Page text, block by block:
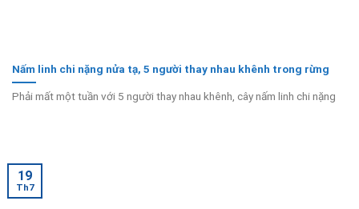
Nấm linh chi nặng nửa tạ, 5 người thay nhau khênh trong rừng
Phải mất một tuần với 5 người thay nhau khênh, cây nấm linh chi nặng
19
Th7